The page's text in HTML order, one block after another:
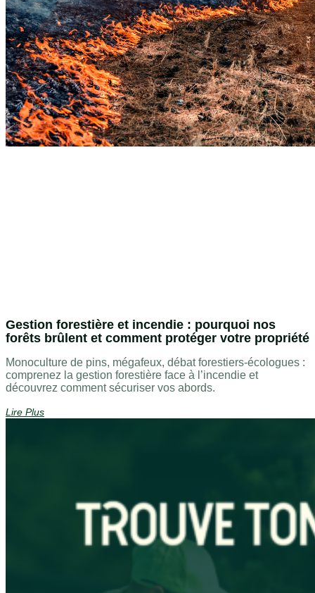
Gestion forestière et incendie : pourquoi nos
forêts brûlent et comment protéger votre propriété
Monoculture de pins, mégafeux, débat forestiers-écologues :
comprenez la gestion forestière face à l’incendie et
découvrez comment sécuriser vos abords.
Lire Plus